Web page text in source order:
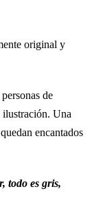
original y
de
ilustración. Una
encantados
todo es gris,